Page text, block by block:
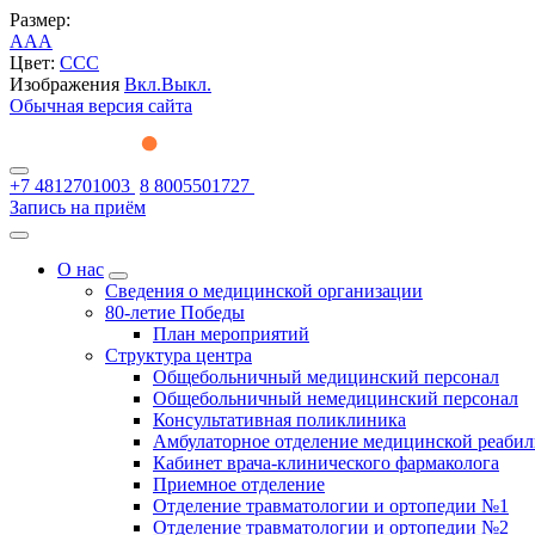
Размер:
AAA
Цвет: CCC
Изображения Вкл.Выкл.
Обычная версия сайта
+7 4812701003 8 8005501727
Запись на приём
О нас
Сведения о медицинской организации
80-летие Победы
План мероприятий
Структура центра
Общебольничный медицинский персонал
Общебольничный немедицинский персонал
Консультативная поликлиника
Амбулаторное отделение медицинской
Кабинет врача-клинического фармаколога
Приемное отделение
Отделение травматологии и ортопедии №1
Отделение травматологии и ортопедии №2